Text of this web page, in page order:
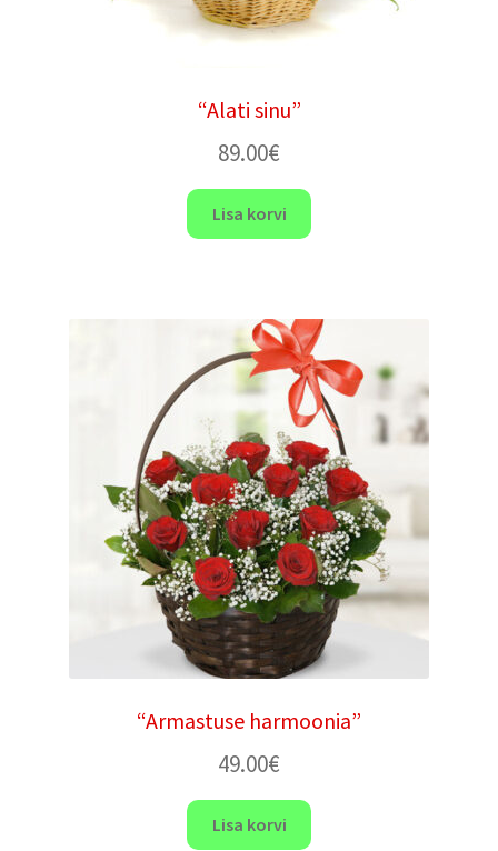
“Alati sinu”
89.00€
Lisa korvi
“Armastuse harmoonia”
49.00€
Lisa korvi